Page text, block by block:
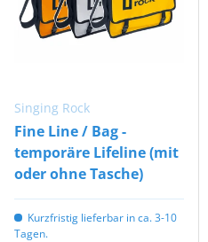
Singing Rock
Fine Line / Bag -
temporäre Lifeline (mit
oder ohne Tasche)
Kurzfristig lieferbar in ca. 3-10
Tagen.